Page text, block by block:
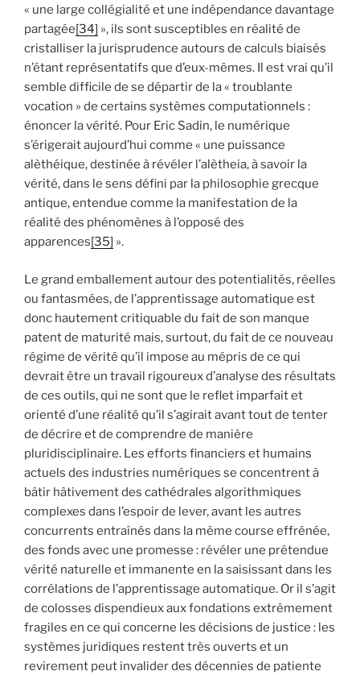
« une large collégialité et une indépendance davantage
partagée[34] », ils sont susceptibles en réalité de
cristalliser la jurisprudence autours de calculs biaisés
n’étant représentatifs que d’eux-mêmes. Il est vrai qu’il
semble difficile de se départir de la « troublante
vocation » de certains systèmes computationnels :
énoncer la vérité. Pour Eric Sadin, le numérique
s’érigerait aujourd’hui comme « une puissance
alèthéique, destinée à révéler l’alètheia, à savoir la
vérité, dans le sens défini par la philosophie grecque
antique, entendue comme la manifestation de la
réalité des phénomènes à l’opposé des
apparences[35] ».
Le grand emballement autour des potentialités, réelles
ou fantasmées, de l’apprentissage automatique est
donc hautement critiquable du fait de son manque
patent de maturité mais, surtout, du fait de ce nouveau
régime de vérité qu’il impose au mépris de ce qui
devrait être un travail rigoureux d’analyse des résultats
de ces outils, qui ne sont que le reflet imparfait et
orienté d’une réalité qu’il s’agirait avant tout de tenter
de décrire et de comprendre de manière
pluridisciplinaire. Les efforts financiers et humains
actuels des industries numériques se concentrent à
bâtir hâtivement des cathédrales algorithmiques
complexes dans l’espoir de lever, avant les autres
concurrents entraînés dans la même course effrénée,
des fonds avec une promesse : révéler une prétendue
vérité naturelle et immanente en la saisissant dans les
corrélations de l’apprentissage automatique. Or il s’agit
de colosses dispendieux aux fondations extrêmement
fragiles en ce qui concerne les décisions de justice : les
systèmes juridiques restent très ouverts et un
revirement peut invalider des décennies de patiente